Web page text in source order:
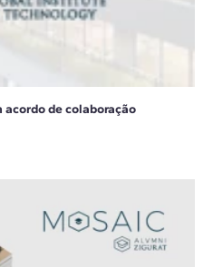
de colaboração